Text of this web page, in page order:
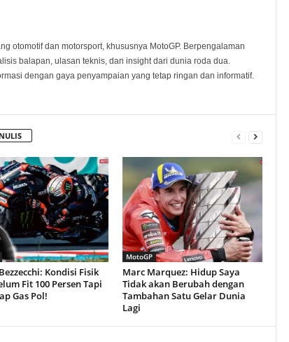
otomotif dan motorsport, khususnya MotoGP. Berpengalaman
balapan, ulasan teknis, dan insight dari dunia roda dua.
dengan gaya penyampaian yang tetap ringan dan informatif.
Kondisi Fisik
Fit 100 Persen Tapi
Gas Pol!
MotoGP
Marc Marquez: Hidup Saya
Tidak akan Berubah dengan
Tambahan Satu Gelar Dunia
Lagi